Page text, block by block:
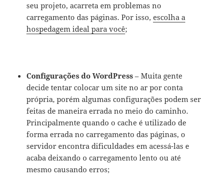
seu projeto, acarreta em problemas no
carregamento das páginas. Por isso,escolha a
hospedagem ideal para você;
Configurações do WordPress – Muita gente
decide tentar colocar um site no ar por conta
própria, porém algumas configurações podem ser
feitas de maneira errada no meio do caminho.
Principalmente quando o cache é utilizado de
forma errada no carregamento das páginas, o
servidor encontra dificuldades em acessá-las e
acaba deixando o carregamento lento ou até
mesmo causando erros;